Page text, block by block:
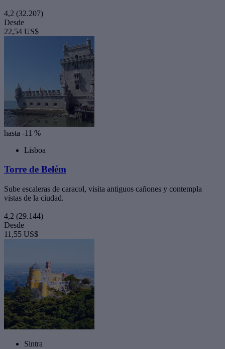
4,2 (32.207)
Desde
22,54 US$
hasta -11 %
Lisboa
Torre de Belém
Sube escaleras de caracol, visita antiguos cañones y contempla
vistas de la ciudad.
4,2 (29.144)
Desde
11,55 US$
Sintra